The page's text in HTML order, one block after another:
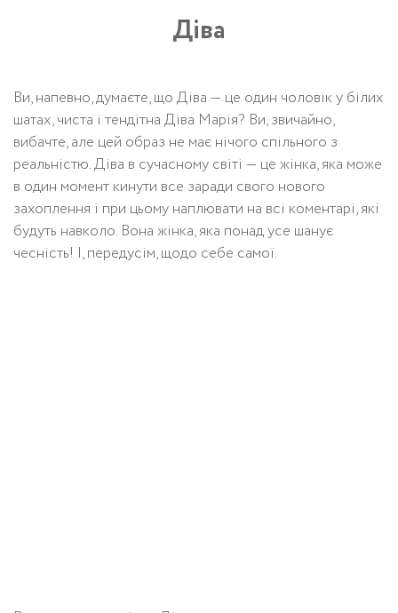
Діва
Ви, напевно, думаєте, що Діва — це один чоловік у білих
шатах, чиста і тендітна Діва Марія? Ви, звичайно,
вибачте, але цей образ не має нічого спільного з
реальністю. Діва в сучасному світі — це жінка, яка може
в один момент кинути все заради свого нового
захоплення і при цьому наплювати на всі коментарі, які
будуть навколо. Вона жінка, яка понад усе шанує
чесність! І, передусім, щодо себе самої.